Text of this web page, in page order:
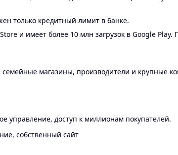
только кредитный лимит в банке.
и имеет более 10 млн загрузок в Google Play.
магазины, производители и крупные
управление, доступ к миллионам покупателей.
собственный сайт